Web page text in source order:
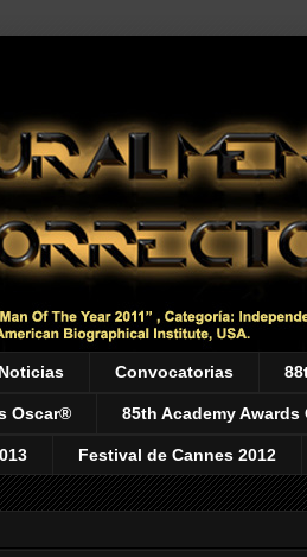
Noticias Convocatorias
Oscar® 85th Academy Awards
Festival de Cannes 2012